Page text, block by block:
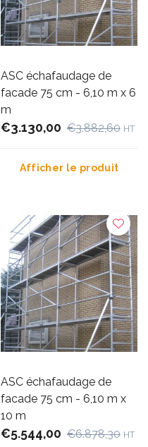
ASC échafaudage de
facade 75 cm - 6,10 m x 6
m
€3.130,00 €3.882,60 HT
Afficher le produit
ASC échafaudage de
facade 75 cm - 6,10 m x
10 m
€5.544,00 €6.878,30 HT